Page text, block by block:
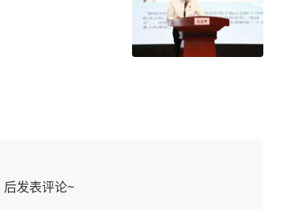
后发表评论~